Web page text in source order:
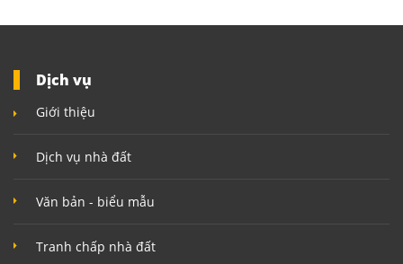
Dịch vụ
Giới thiệu
Dịch vụ nhà đất
Văn bản - biểu mẫu
Tranh chấp nhà đất